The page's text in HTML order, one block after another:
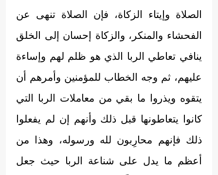
الصلاة وإيتاء الزكاة، فإن الصلاة تنهى عن
الفحشاء والمنكر، والزكاة إحسان إلى الخلق
ينافي تعاطي الربا الذي هو ظلم لهم وإساءة
عليهم، ثم وجه الخطاب للمؤمنين وأمرهم أن
يتقوه ويذروا ما بقي من معاملات الربا التي
كانوا يتعاطونها قبل ذلك وأنهم إن لم يفعلوا
ذلك فإنهم محارِبون لله ورسوله، وهذا من
أعظم ما يدل على شناعة الربا حيث جعل